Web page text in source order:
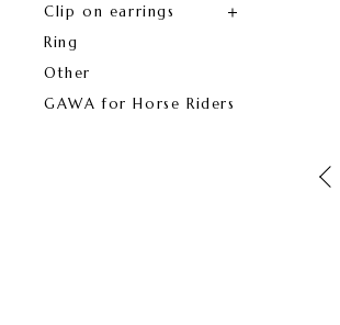
Clip on earrings
Ring
Other
GAWA for Horse Riders